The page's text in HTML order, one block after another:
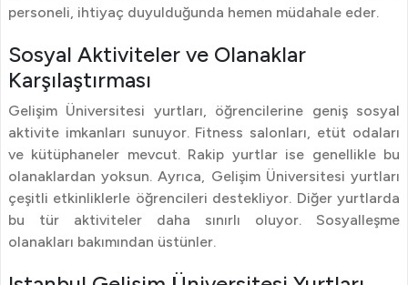
personeli, ihtiyaç duyulduğunda hemen müdahale eder.
Sosyal Aktiviteler ve Olanaklar
Karşılaştırması
Gelişim Üniversitesi yurtları, öğrencilerine geniş sosyal
aktivite imkanları sunuyor. Fitness salonları, etüt odaları
ve kütüphaneler mevcut. Rakip yurtlar ise genellikle bu
olanaklardan yoksun. Ayrıca, Gelişim Üniversitesi yurtları
çeşitli etkinliklerle öğrencileri destekliyor. Diğer yurtlarda
bu tür aktiviteler daha sınırlı oluyor. Sosyalleşme
olanakları bakımından üstünler.